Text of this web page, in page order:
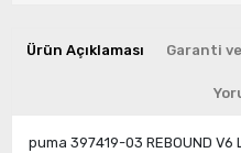
Ürün Açıklaması Garanti
puma 397419-03 REBOUND V6